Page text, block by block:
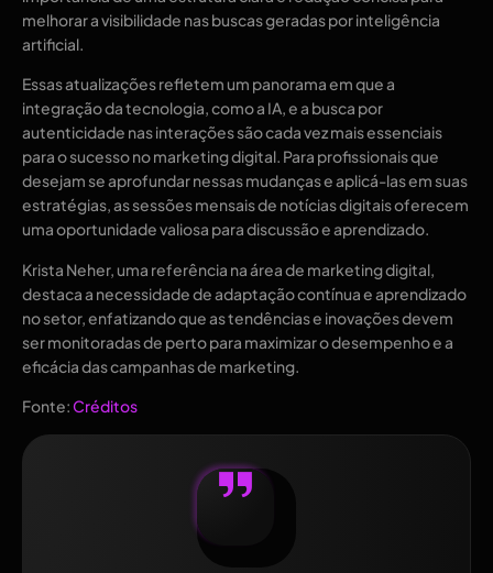
melhorar a visibilidade nas buscas geradas por inteligência
artificial.
Essas atualizações refletem um panorama em que a
integração da tecnologia, como a IA, e a busca por
autenticidade nas interações são cada vez mais essenciais
para o sucesso no marketing digital. Para profissionais que
desejam se aprofundar nessas mudanças e aplicá-las em suas
estratégias, as sessões mensais de notícias digitais oferecem
uma oportunidade valiosa para discussão e aprendizado.
Krista Neher, uma referência na área de marketing digital,
destaca a necessidade de adaptação contínua e aprendizado
no setor, enfatizando que as tendências e inovações devem
ser monitoradas de perto para maximizar o desempenho e a
eficácia das campanhas de marketing.
Fonte:Créditos